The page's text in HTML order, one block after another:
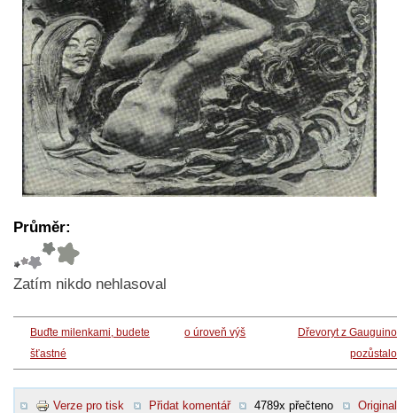
Průměr:
Zatím nikdo nehlasoval
Buďte milenkami, budete
šťastné
o úroveň výš
Dřevoryt z
Verze pro tisk Přidat komentář 4789x přečteno
Original